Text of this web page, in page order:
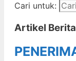
Cari untuk:
Artikel Berita